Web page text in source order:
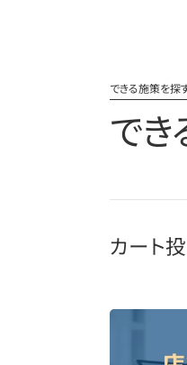
できる施策を探
で
カート